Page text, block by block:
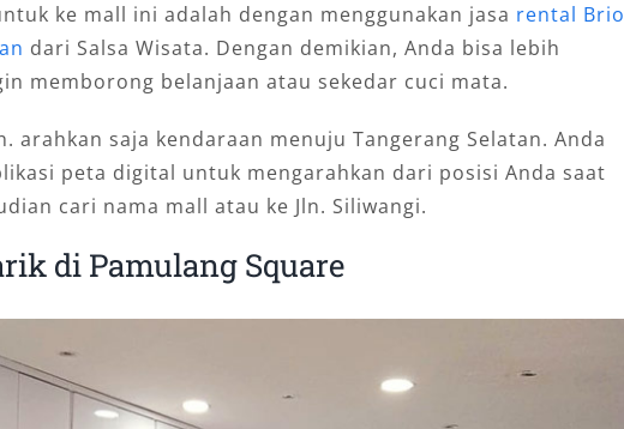
ke mall ini adalah dengan menggunakan jasa rental Brio
dari Salsa Wisata. Dengan demikian, Anda bisa lebih
memborong belanjaan atau sekedar cuci mata.
arahkan saja kendaraan menuju Tangerang Selatan. Anda
peta digital untuk mengarahkan dari posisi Anda saat
cari nama mall atau ke Jln. Siliwangi.
di Pamulang Square